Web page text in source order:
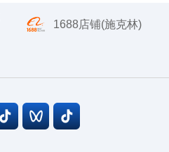
1688店铺(施克林)